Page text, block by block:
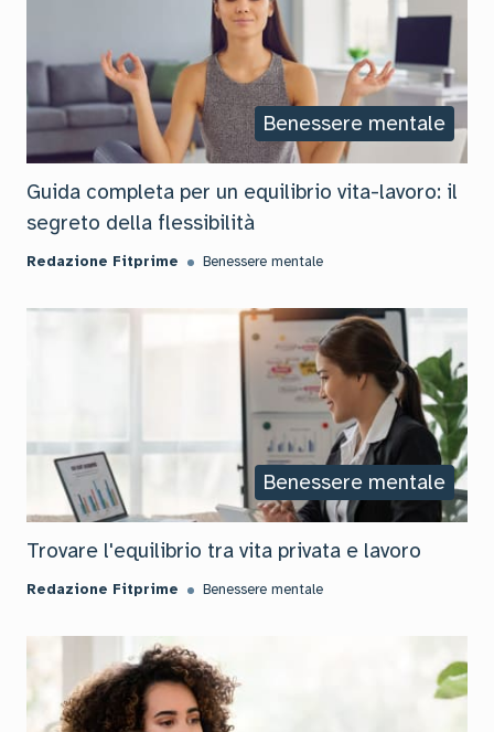
Benessere mentale
Guida completa per un equilibrio vita-lavoro: il
segreto della flessibilità
Redazione Fitprime Benessere mentale
Benessere mentale
Trovare l'equilibrio tra vita privata e lavoro
Redazione Fitprime Benessere mentale